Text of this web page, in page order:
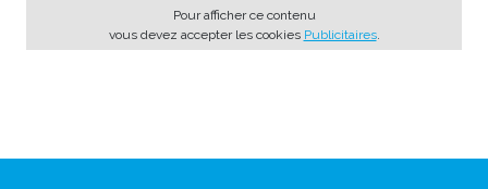
Pour afficher ce contenu
vous devez accepter les cookies Publicitaires.